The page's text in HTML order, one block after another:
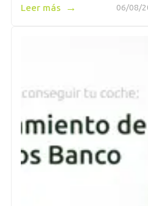
06/08/
Leer más →